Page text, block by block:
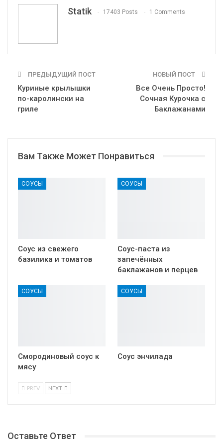
Statik 17403 Posts 1 Comments
ПРЕДЫДУЩИЙ ПОСТ
Куриные крылышки
по-каролински на
гриле
НОВЫЙ ПОСТ
Все Очень Просто!
Сочная Курочка с
Баклажанами
Вам Также Может Понравиться
СОУСЫ
Соус из свежего
базилика и томатов
СОУСЫ
Соус-паста из
запечённых
баклажанов и перцев
СОУСЫ
Смородиновый соус к
мясу
СОУСЫ
Соус энчилада
PREV NEXT
Оставьте Ответ